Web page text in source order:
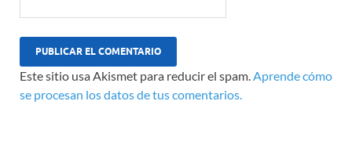
Este sitio usa Akismet para reducir el spam.Aprende cómo
se procesan los datos de tus comentarios.